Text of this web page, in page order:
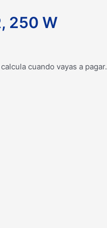
250 W
cuando vayas a pagar.